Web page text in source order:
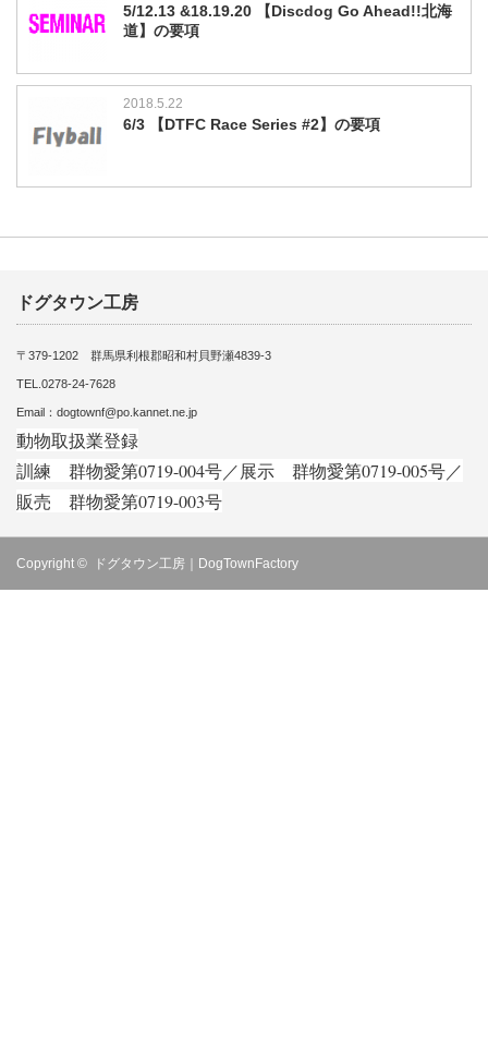
5/12.13 &18.19.20 【Discdog Go Ahead!!北海
道】の要項
2018.5.22
6/3 【DTFC Race Series #2】の要項
ドグタウン工房
〒379-1202 群馬県利根郡昭和村貝野瀬4839-3
TEL.0278-24-7628
Email：dogtownf@po.kannet.ne.jp
動物取扱業登録
訓練 群物愛第0719-004号／展示 群物愛第0719-005号／
販売 群物愛第0719-003号
Copyright © ドグタウン工房｜DogTownFactory